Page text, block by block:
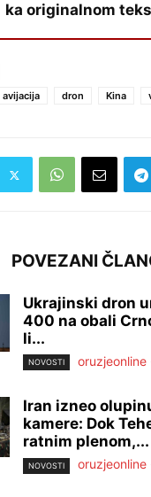
ka originalnom
avijacija dron Kina
POVEZANI
Ukrajinski dron
400 na obali
li...
NOVOSTI oruzjeonline
Iran izneo
kamere: Dok
ratnim plenom,...
NOVOSTI oruzjeonline